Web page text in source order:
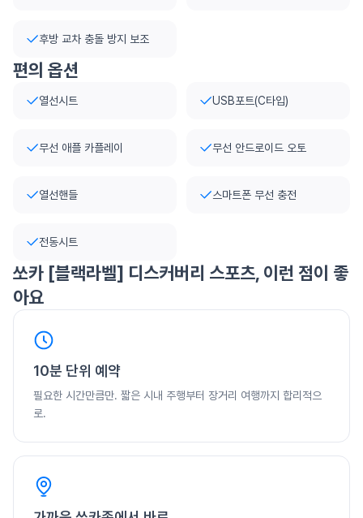
후방 교차 충돌 방지 보조
편의 옵션
열선시트 USB포트(C타입)
무선 애플 카플레이 무선 안드로이드 오토
열선핸들 스마트폰 무선 충전
전동시트
쏘카 [블랙라벨] 디스커버리 스포츠, 이런 점이 좋
아요
10분 단위 예약
필요한 시간만큼만. 짧은 시내 주행부터 장거리 여행까지 합리적으
로.